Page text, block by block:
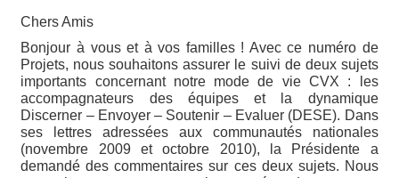
Chers Amis
Bonjour à vous et à vos familles ! Avec ce numéro de
Projets, nous souhaitons assurer le suivi de deux sujets
importants concernant notre mode de vie CVX : les
accompagnateurs des équipes et la dynamique
Discerner – Envoyer – Soutenir – Evaluer (DESE). Dans
ses lettres adressées aux communautés nationales
(novembre 2009 et octobre 2010), la Présidente a
demandé des commentaires sur ces deux sujets. Nous